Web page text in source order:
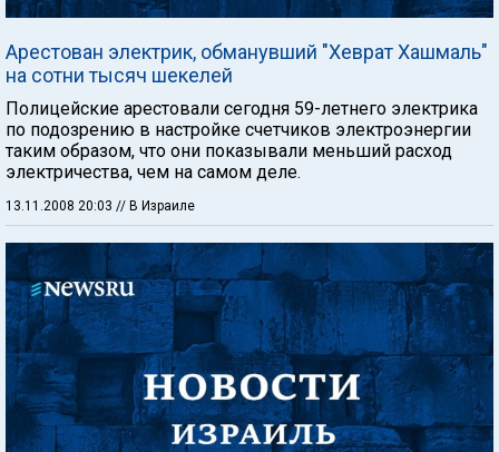
Арестован электрик, обманувший "Хеврат Хашмаль"
на сотни тысяч шекелей
Полицейские арестовали сегодня 59-летнего электрика
по подозрению в настройке счетчиков электроэнергии
таким образом, что они показывали меньший расход
электричества, чем на самом деле.
13.11.2008 20:03 // В Израиле